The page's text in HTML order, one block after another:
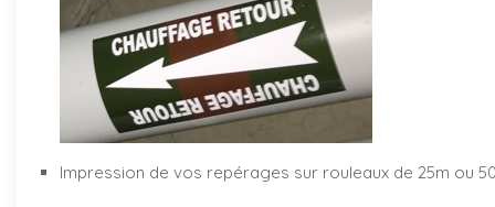
Impression de vos repérages sur rouleaux de 25m ou